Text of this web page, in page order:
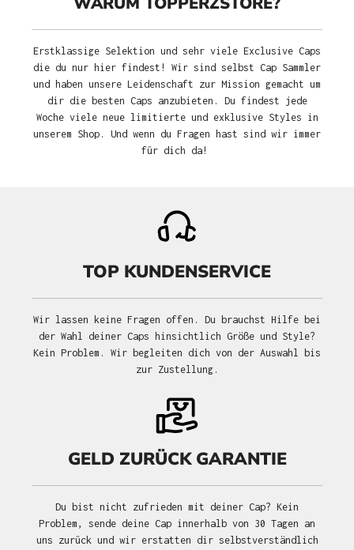
Erstklassige Selektion und sehr viele Exclusive Caps
die du nur hier findest! Wir sind selbst Cap Sammler
und haben unsere Leidenschaft zur Mission gemacht um
dir die besten Caps anzubieten. Du findest jede
Woche viele neue limitierte und exklusive Styles in
unserem Shop. Und wenn du Fragen hast sind wir immer
für dich da!
TOP KUNDENSERVICE
Wir lassen keine Fragen offen. Du brauchst Hilfe bei
der Wahl deiner Caps hinsichtlich Größe und Style?
Kein Problem. Wir begleiten dich von der Auswahl bis
zur Zustellung.
GELD ZURÜCK GARANTIE
Du bist nicht zufrieden mit deiner Cap? Kein
Problem, sende deine Cap innerhalb von 30 Tagen an
uns zurück und wir erstatten dir selbstverständlich